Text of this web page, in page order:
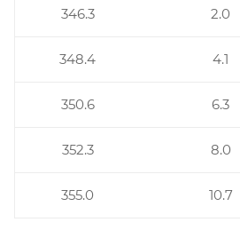
346.3 2.0
348.4 4.1
350.6 6.3
352.3 8.0
355.0 10.7